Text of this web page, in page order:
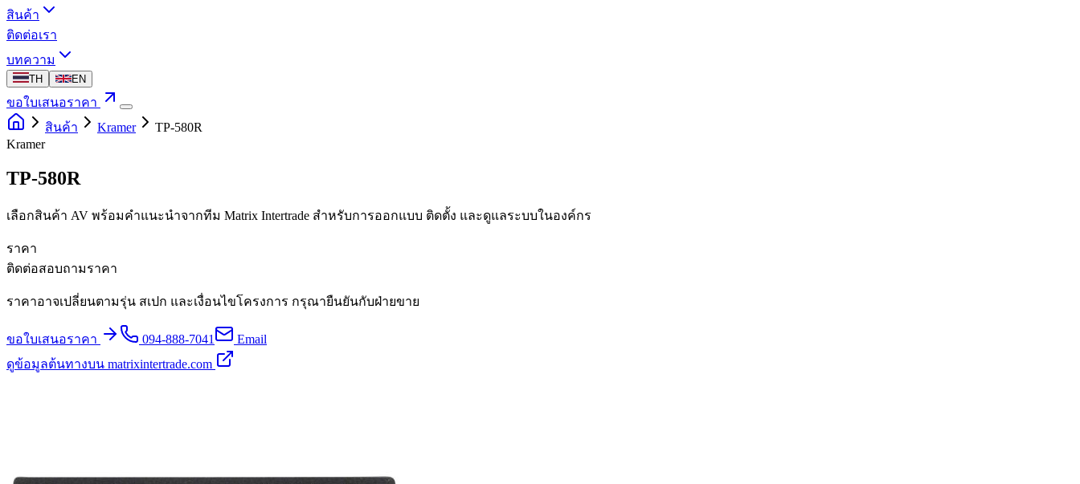
สินค้า
ติดต่อเรา
บทความ
TH EN
ขอใบเสนอราคา
สินค้า
Kramer
TP-580R
Kramer
TP-580R
เลือกสินค้า AV พร้อมคำแนะนำจากทีม Matrix Intertrade สำหรับการออกแบบ ติดตั้ง และดูแลระบบในองค์กร
ราคา
ติดต่อสอบถามราคา
ราคาอาจเปลี่ยนตามรุ่น สเปก และเงื่อนไขโครงการ กรุณายืนยันกับฝ่ายขาย
ขอใบเสนอราคา 094-888-7041
Email
ดูข้อมูลต้นทางบน matrixintertrade.com